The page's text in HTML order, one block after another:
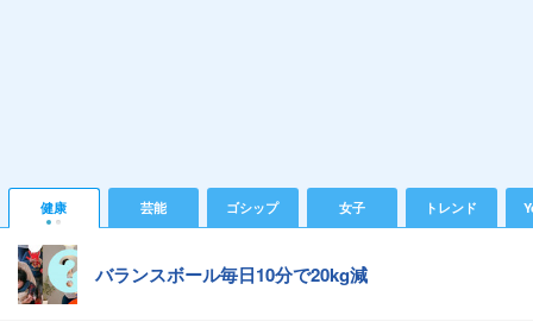
健康 芸能 ゴシップ 女子 トレンド
バランスボール毎日10分で20kg減